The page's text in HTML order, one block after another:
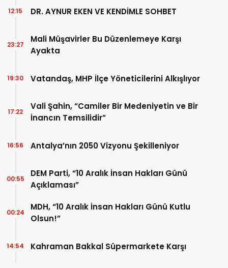
DR. AYNUR EKEN VE KENDİMLE SOHBET
12:15
Mali Müşavirler Bu Düzenlemeye Karşı
Ayakta
23:27
Vatandaş, MHP İlçe Yöneticilerini Alkışlıyor
19:30
Vali Şahin, “Camiler Bir Medeniyetin ve Bir
İnancın Temsilidir”
17:22
Antalya’nın 2050 Vizyonu Şekilleniyor
16:56
DEM Parti, “10 Aralık İnsan Hakları Günü
Açıklaması”
00:55
MDH, “10 Aralık İnsan Hakları Günü Kutlu
Olsun!”
00:24
Kahraman Bakkal Süpermarkete Karşı
14:54